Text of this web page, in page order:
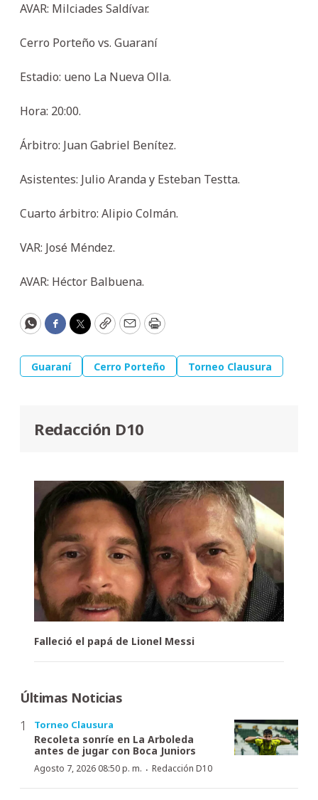
AVAR: Milciades Saldívar.
Cerro Porteño vs. Guaraní
Estadio: ueno La Nueva Olla.
Hora: 20:00.
Árbitro: Juan Gabriel Benítez.
Asistentes: Julio Aranda y Esteban Testta.
Cuarto árbitro: Alipio Colmán.
VAR: José Méndez.
AVAR: Héctor Balbuena.
WhatsApp
Facebook
Twitter
CopyEmailPrint
Guaraní Cerro Porteño Torneo Clausura
Redacción D10
Falleció el papá de Lionel Messi
Últimas Noticias
Torneo Clausura
Recoleta sonríe en La Arboleda
antes de jugar con Boca Juniors
Agosto 7, 2026 08:50 p. m. · Redacción D10